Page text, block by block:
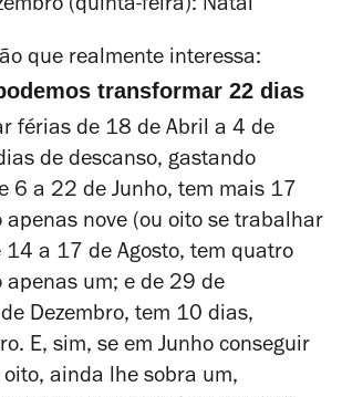
(quinta-feira): Natal
que realmente interessa:
transformar 22 dias
férias de 18 de Abril a 4 de
de descanso, gastando
6 a 22 de Junho, tem mais 17
apenas nove (ou oito se trabalhar
14 a 17 de Agosto, tem quatro
apenas um; e de 29 de
Dezembro, tem 10 dias,
E, sim, se em Junho conseguir
ainda lhe sobra um,